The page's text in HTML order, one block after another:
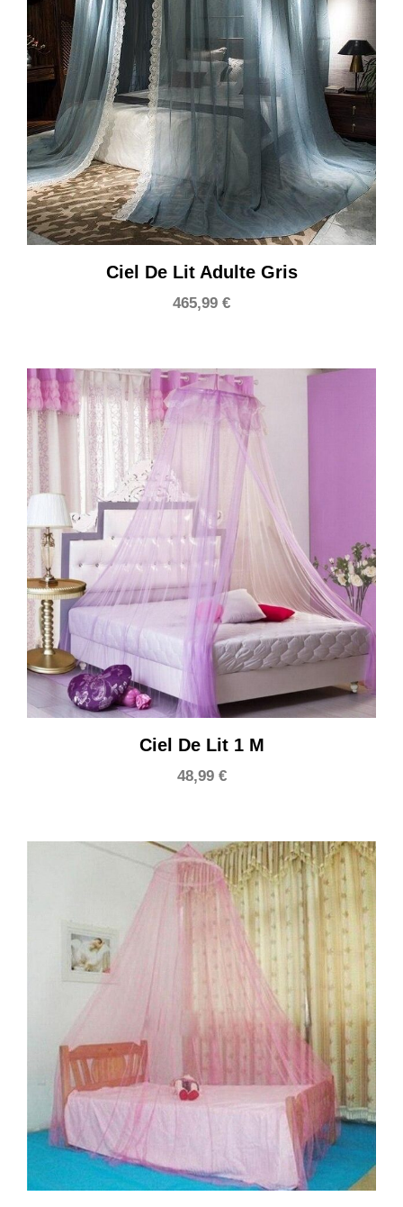
Ciel De Lit Adulte Gris
465,99 €
Ciel De Lit 1 M
48,99 €